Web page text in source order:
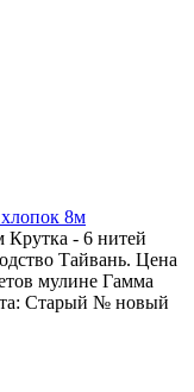
8м
- 6 нитей
Тайвань. Цена
мулине Гамма
Старый № новый